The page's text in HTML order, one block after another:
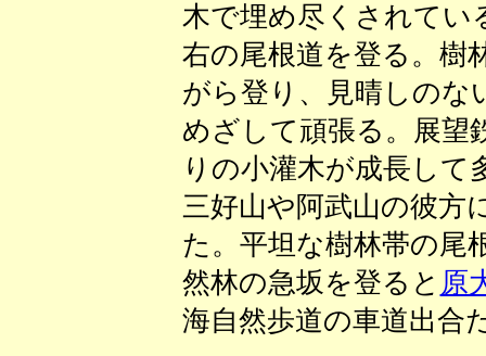
木で埋め尽くされてい
右の尾根道を登る。樹
がら登り、見晴しのな
めざして頑張る。展望
りの小灌木が成長して
三好山や阿武山の彼方
た。平坦な樹林帯の尾
然林の急坂を登ると 原
海自然歩道の車道出